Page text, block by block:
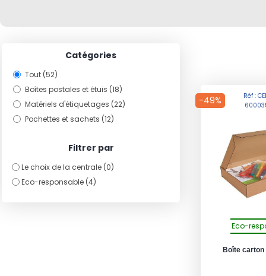
Catégories
Tout (52)
Boîtes postales et étuis (18)
Matériels d'étiquetages (22)
Pochettes et sachets (12)
Filtrer par
Le choix de la centrale (0)
Eco-responsable (4)
-49%
Réf :
Eco-
Boîte